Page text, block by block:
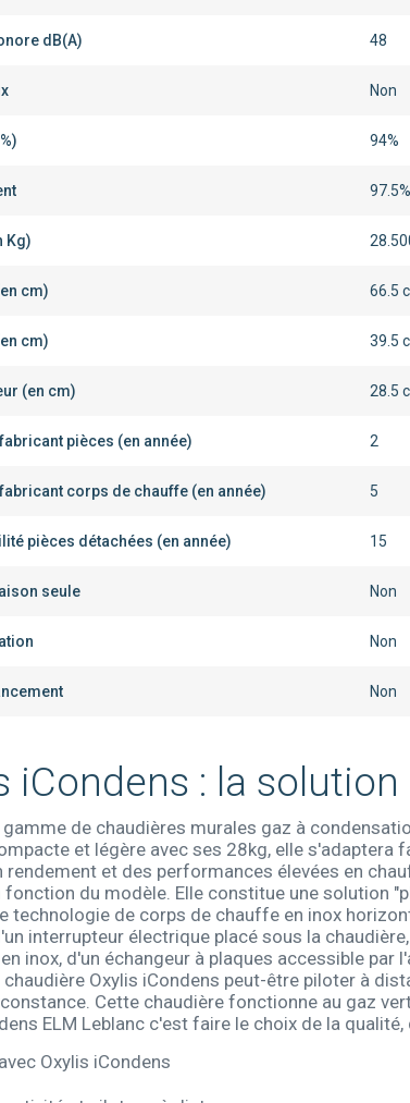
dB(A) 48
Non
94%
97.5%
Kg)
cm) 66.5
cm) 39.5
(en cm) 28.5
pièces (en année) 2
corps de chauffe (en année) 5
pièces détachées (en année) 15
seule Non
Non
Non
iCondens : la
gamme de chaudières murales gaz à
et légère avec ses 28kg, elle
rendement et des performances élevées en
du modèle. Elle constitue une solution
technologie de corps de chauffe en inox
interrupteur électrique placé sous la
inox, d'un échangeur à plaques accessible
chaudière Oxylis iCondens peut-être piloter à
Cette chaudière fonctionne au gaz
ELM Leblanc c'est faire le choix de la
Oxylis iCondens